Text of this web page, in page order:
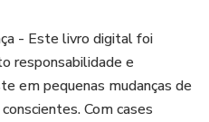
- Este livro digital foi
responsabilidade e
em pequenas mudanças de
Com cases